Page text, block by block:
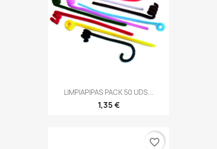
LIMPIAPIPAS PACK 50 UDS...
1,35 €
favorite_border